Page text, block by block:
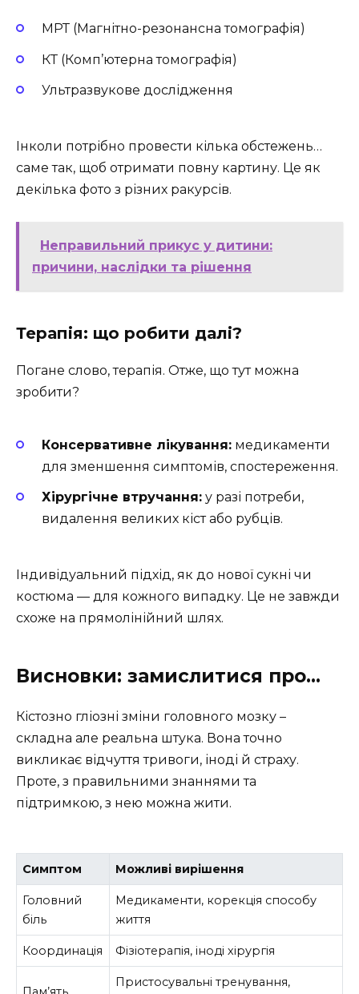
МРТ (Магнітно-резонансна томографія)
КТ (Комп’ютерна томографія)
Ультразвукове дослідження
Інколи потрібно провести кілька обстежень…
саме так, щоб отримати повну картину. Це як
декілька фото з різних ракурсів.
Неправильний прикус у дитини:
причини, наслідки та рішення
Терапія: що робити далі?
Погане слово, терапія. Отже, що тут можна
зробити?
Консервативне лікування: медикаменти
для зменшення симптомів, спостереження.
Хірургічне втручання: у разі потреби,
видалення великих кіст або рубців.
Індивідуальний підхід, як до нової сукні чи
костюма — для кожного випадку. Це не завжди
схоже на прямолінійний шлях.
Висновки: замислитися про…
Кістозно гліозні зміни головного мозку –
складна але реальна штука. Вона точно
викликає відчуття тривоги, іноді й страху.
Проте, з правильними знаннями та
підтримкою, з нею можна жити.
Симптом Можливі вирішення
Головний
біль
Медикаменти, корекція способу
життя
Координація Фізіотерапія, іноді хірургія
Пристосувальні тренування,